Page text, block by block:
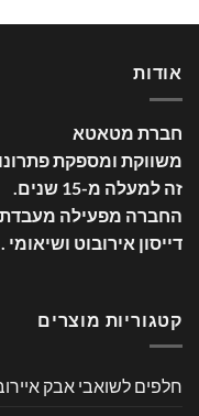
אודות
חברת מטאטא
משווקת ומספקת
זה למעלה מ-15 שנים
.
החברה מפעילה מעבדת
דייסון אירובוט ושיאומי .
קטגוריות מוצרים
חלפים לשואבי אבק